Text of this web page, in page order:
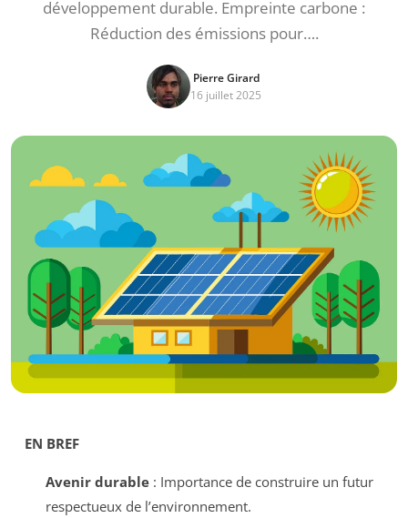
développement durable. Empreinte carbone :
Réduction des émissions pour….
Pierre Girard
16 juillet 2025
EN BREF
Avenir durable: Importance de construire un futur
respectueux de l’environnement.